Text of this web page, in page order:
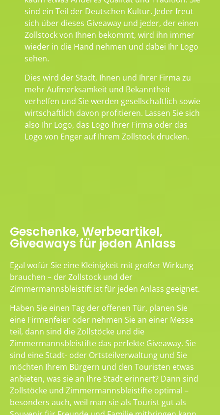
sind ein Teil der Deutschen Kultur. Jeder freut
sich über dieses Giveaway und jeder, der einen
Zollstock von Ihnen bekommt, wird ihn immer
wieder in die Hand nehmen und dabei Ihr Logo
sehen.
Dies wird der Stadt, Ihnen und Ihrer Firma zu
mehr Aufmerksamkeit und Bekanntheit
verhelfen und Sie werden gesellschaftlich sowie
wirtschaftlich davon profitieren. Lassen Sie sich
also Ihr Logo, das Logo Ihrer Firma oder das
Logo von Enger auf Ihrem Zollstock drucken.
Geschenke, Werbeartikel,
Giveaways für jeden Anlass
Egal wofür Sie eine Kleinigkeit mit großer Wirkung
brauchen – der Zollstock und der
Zimmermannsbleistift ist für jeden Anlass geeignet.
Haben Sie einen Tag der offenen Tür, planen Sie
eine Firmenfeier oder nehmen Sie an einer Messe
teil, dann sind die Zollstöcke und die
Zimmermannsbleistifte das perfekte Giveaway. Sie
sind eine Stadt- oder Ortsteilverwaltung und Sie
möchten Ihrem Bürgern und den Touristen etwas
anbieten, was sie an Ihre Stadt erinnert? Dann sind
Zollstöcke und Zimmermannsbleistifte optimal –
besonders auch, weil man sie als Tourist gut als